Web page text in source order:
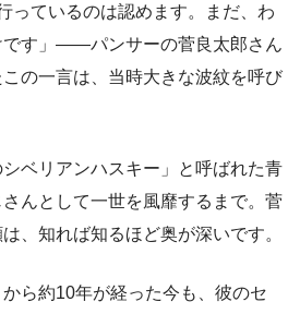
っているのは認めます。まだ、わ
です」——パンサーの菅良太郎さん
の一言は、当時大きな波紋を呼び
ベリアンハスキー」と呼ばれた青
んとして一世を風靡するまで。菅
、知れば知るほど奥が深いです。
ら約10年が経った今も、彼のセ